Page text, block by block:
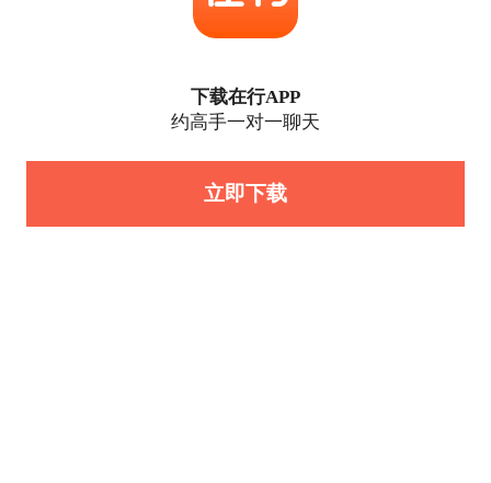
下载在行APP
约高手一对一聊天
立即下载